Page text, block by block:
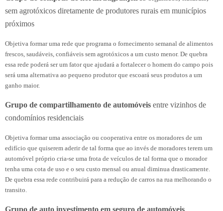
sem agrotóxicos diretamente de produtores rurais em municípios
próximos
Objetiva formar uma rede que programa o fornecimento semanal de alimentos
frescos, saudáveis, confiáveis sem agrotóxicos a um custo menor. De quebra
essa rede poderá ser um fator que ajudará a fortalecer o homem do campo pois
será uma alternativa ao pequeno produtor que escoará seus produtos a um
ganho maior.
Grupo de compartilhamento de automóveis entre vizinhos de
condomínios residenciais
Objetiva formar uma associação ou cooperativa entre os moradores de um
edifício que quiserem aderir de tal forma que ao invés de moradores terem um
automóvel próprio cria-se uma frota de veículos de tal forma que o morador
tenha uma cota de uso e o seu custo mensal ou anual diminua drasticamente.
De quebra essa rede contribuirá para a redução de carros na rua melhorando o
transito.
Grupo de auto investimento em seguro de automóveis